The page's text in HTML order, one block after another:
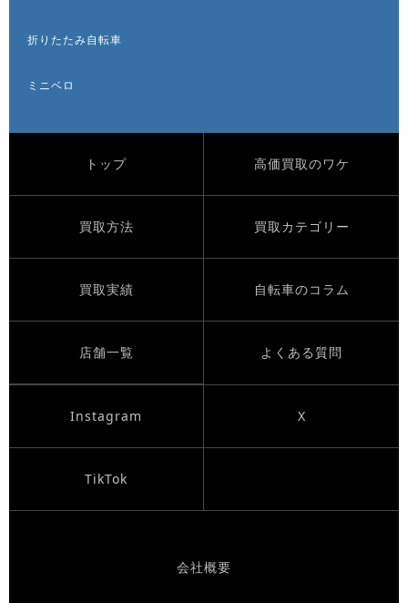
折りたたみ自転車
ミニベロ
トップ 高価買取のワケ
買取方法 買取カテゴリー
買取実績 自転車のコラム
店舗一覧 よくある質問
Instagram X
TikTok
会社概要